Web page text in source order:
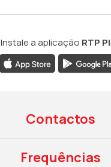
Instale a aplicação RTP
Contactos
Frequências